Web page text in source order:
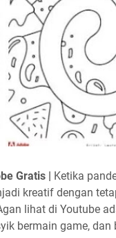
Gratis |
Ketika
kreatif dengan
lihat di Youtube
bermain game, dan